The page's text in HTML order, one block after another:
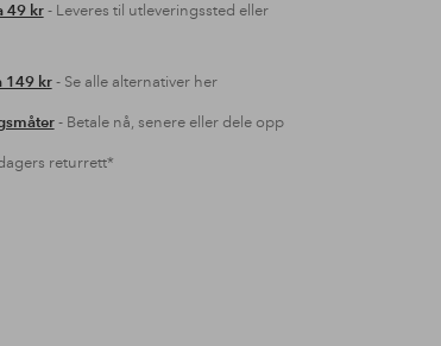
49 kr- Leveres til utleveringssted eller
149 kr- Se alle alternativer her
- Betale nå, senere eller dele opp
returrett*